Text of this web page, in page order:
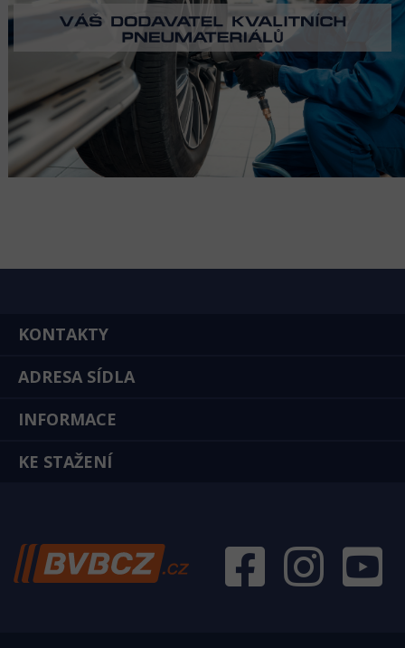
KONTAKTY
ADRESA SÍDLA
INFORMACE
KE STAŽENÍ